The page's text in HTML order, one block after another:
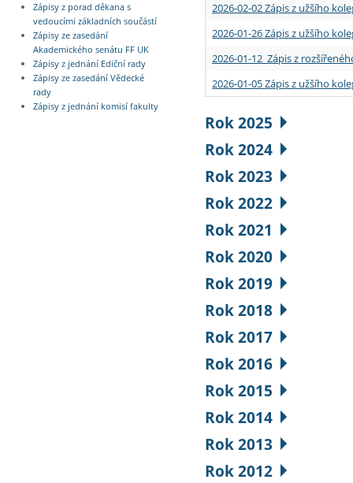
Zápisy z porad děkana s
vedoucími základních součástí
Zápisy ze zasedání
Akademického senátu FF UK
Zápisy z jednání Ediční rady
Zápisy ze zasedání Vědecké
rady
Zápisy z jednání komisí fakulty
2026-02-02 Zápis z užšího
2026-01-26 Zápis z užšího
2026-01-12 Zápis z
2026-01-05 Zápis z užšího
Rok 2025
Rok 2024
Rok 2023
Rok 2022
Rok 2021
Rok 2020
Rok 2019
Rok 2018
Rok 2017
Rok 2016
Rok 2015
Rok 2014
Rok 2013
Rok 2012